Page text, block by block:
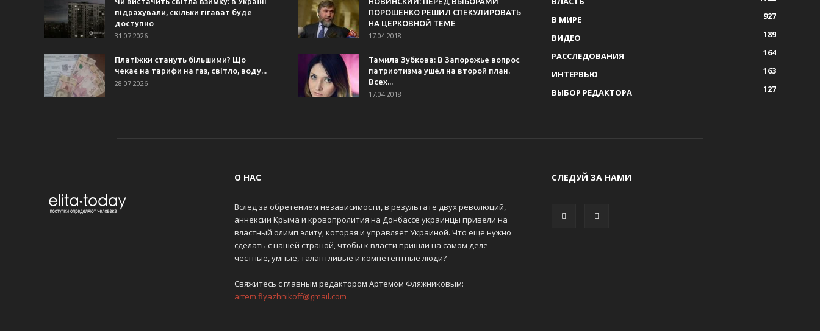
підрахували, скільки гігават буде
доступно
31.07.2026
Платіжки стануть більшими? Що
чекає на тарифи на газ, світло, воду...
28.07.2026
ПОРОШЕНКО РЕШИЛ СПЕКУЛИРОВАТЬ
НА ЦЕРКОВНОЙ ТЕМЕ
17.04.2018
Тамила Зубкова: В Запорожье вопрос
патриотизма ушёл на второй план.
Всех...
17.04.2018
В МИРЕ
927
ВИДЕО
189
РАССЛЕДОВАНИЯ
164
ИНТЕРВЬЮ
163
ВЫБОР РЕДАКТОРА
127
О НАС
Вслед за обретением независимости, в результате двух революций,
аннексии Крыма и кровопролития на Донбассе украинцы привели на
властный олимп элиту, которая и управляет Украиной. Что еще нужно
сделать с нашей страной, чтобы к власти пришли на самом деле
честные, умные, талантливые и компетентные люди?
Свяжитесь с главным редактором Артемом Фляжниковым:
artem.flyazhnikoff@gmail.com
СЛЕДУЙ ЗА НАМИ